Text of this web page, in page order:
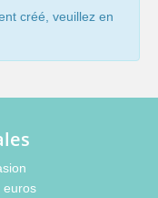
créé, veuillez en
euros